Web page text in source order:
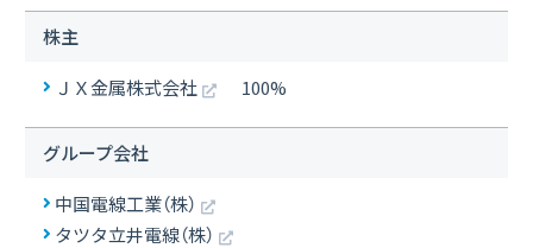
株主
ＪＸ金属株式会社 100%
グループ会社
中国電線工業（株）
タツタ立井電線（株）